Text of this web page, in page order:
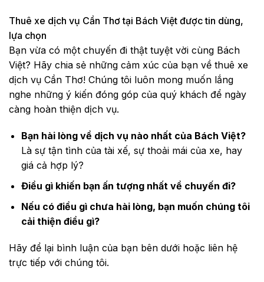
Thuê xe dịch vụ Cần Thơ tại Bách Việt được tin dùng,
lựa chọn
Bạn vừa có một chuyến đi thật tuyệt vời cùng Bách
Việt? Hãy chia sẻ những cảm xúc của bạn về thuê xe
dịch vụ Cần Thơ! Chúng tôi luôn mong muốn lắng
nghe những ý kiến đóng góp của quý khách để ngày
càng hoàn thiện dịch vụ.
Bạn hài lòng về dịch vụ nào nhất của Bách Việt?
Là sự tận tình của tài xế, sự thoải mái của xe, hay
giá cả hợp lý?
Điều gì khiến bạn ấn tượng nhất về chuyến đi?
Nếu có điều gì chưa hài lòng, bạn muốn chúng tôi
cải thiện điều gì?
Hãy để lại bình luận của bạn bên dưới hoặc liên hệ
trực tiếp với chúng tôi.